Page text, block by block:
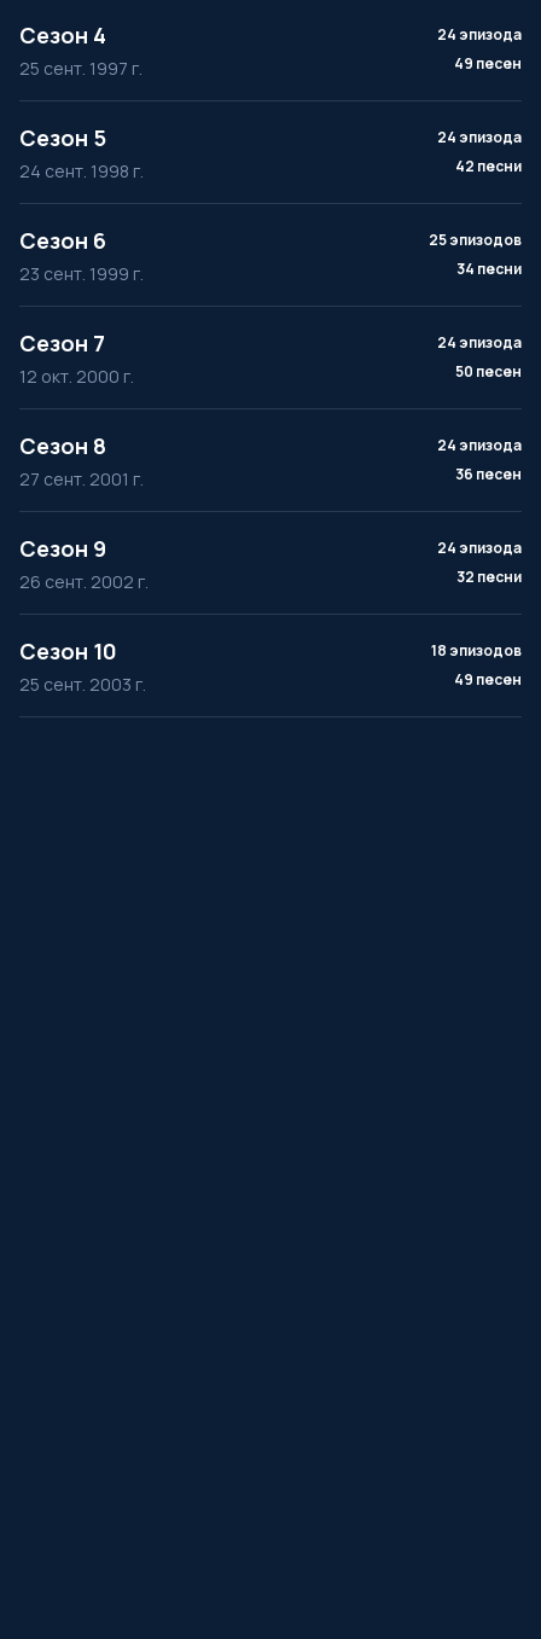
Сезон 4
25 сент. 1997 г.
24 эпизода
49 песен
Сезон 5
24 сент. 1998 г.
24 эпизода
42 песни
Сезон 6
23 сент. 1999 г.
25 эпизодов
34 песни
Сезон 7
12 окт. 2000 г.
24 эпизода
50 песен
Сезон 8
27 сент. 2001 г.
24 эпизода
36 песен
Сезон 9
26 сент. 2002 г.
24 эпизода
32 песни
Сезон 10
25 сент. 2003 г.
18 эпизодов
49 песен